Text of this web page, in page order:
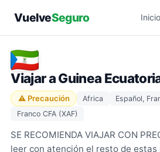
VuelveSeguro Inicio
Viajar a Guinea
⚠ Precaución Africa
Español,
Franco CFA (XAF)
SE RECOMIENDA VIAJAR CON
leer con atención el resto de estas